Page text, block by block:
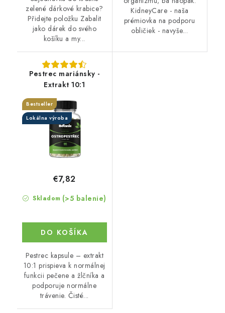
zelené dárkové krabice?
Přidejte položku Zabalit
jako dárek do svého
košíku a my...
KidneyCare - naša
prémiovka na podporu
obličiek - navyše...
Pestrec mariánsky -
Extrakt 10:1
Bestseller
Lokálna výroba
Skladom (>5 balenie)
€7,82
DO KOŠÍKA
Pestrec kapsule – extrakt
10:1 prispieva k normálnej
funkcii pečene a žlčníka a
podporuje normálne
trávenie. Čisté...